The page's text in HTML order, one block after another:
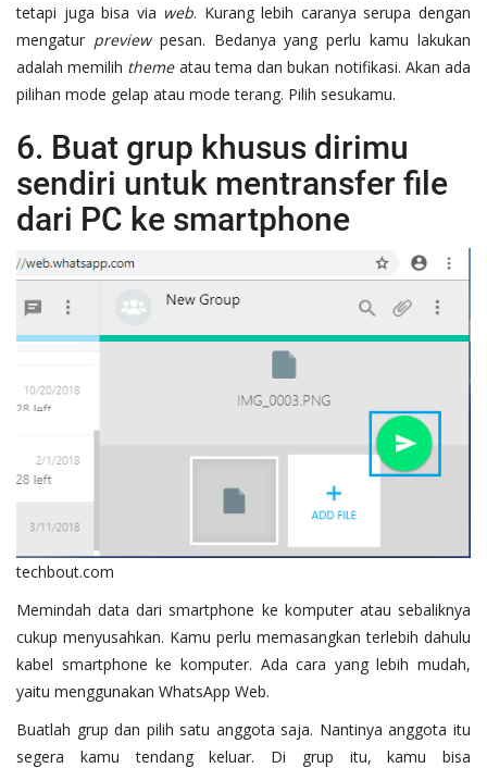
tetapi juga bisa via web. Kurang lebih caranya serupa dengan
mengatur previewpesan. Bedanya yang perlu kamu lakukan
adalah memilih themeatau tema dan bukan notifikasi. Akan ada
pilihan mode gelap atau mode terang. Pilih sesukamu.
6. Buat grup khusus dirimu
sendiri untuk mentransfer file
dari PC ke smartphone
techbout.com
Memindah data dari smartphone ke komputer atau sebaliknya
cukup menyusahkan. Kamu perlu memasangkan terlebih dahulu
kabel smartphone ke komputer. Ada cara yang lebih mudah,
yaitu menggunakan WhatsApp Web.
Buatlah grup dan pilih satu anggota saja. Nantinya anggota itu
segera kamu tendang keluar. Di grup itu, kamu bisa